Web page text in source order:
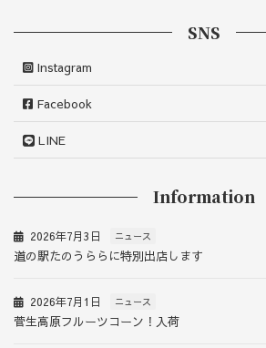
SNS
Instagram
Facebook
LINE
Information
2026年7月3日 ニュース
道の駅たのうららに特別出店します
2026年7月1日 ニュース
菅生高原フルーツコーン！入荷